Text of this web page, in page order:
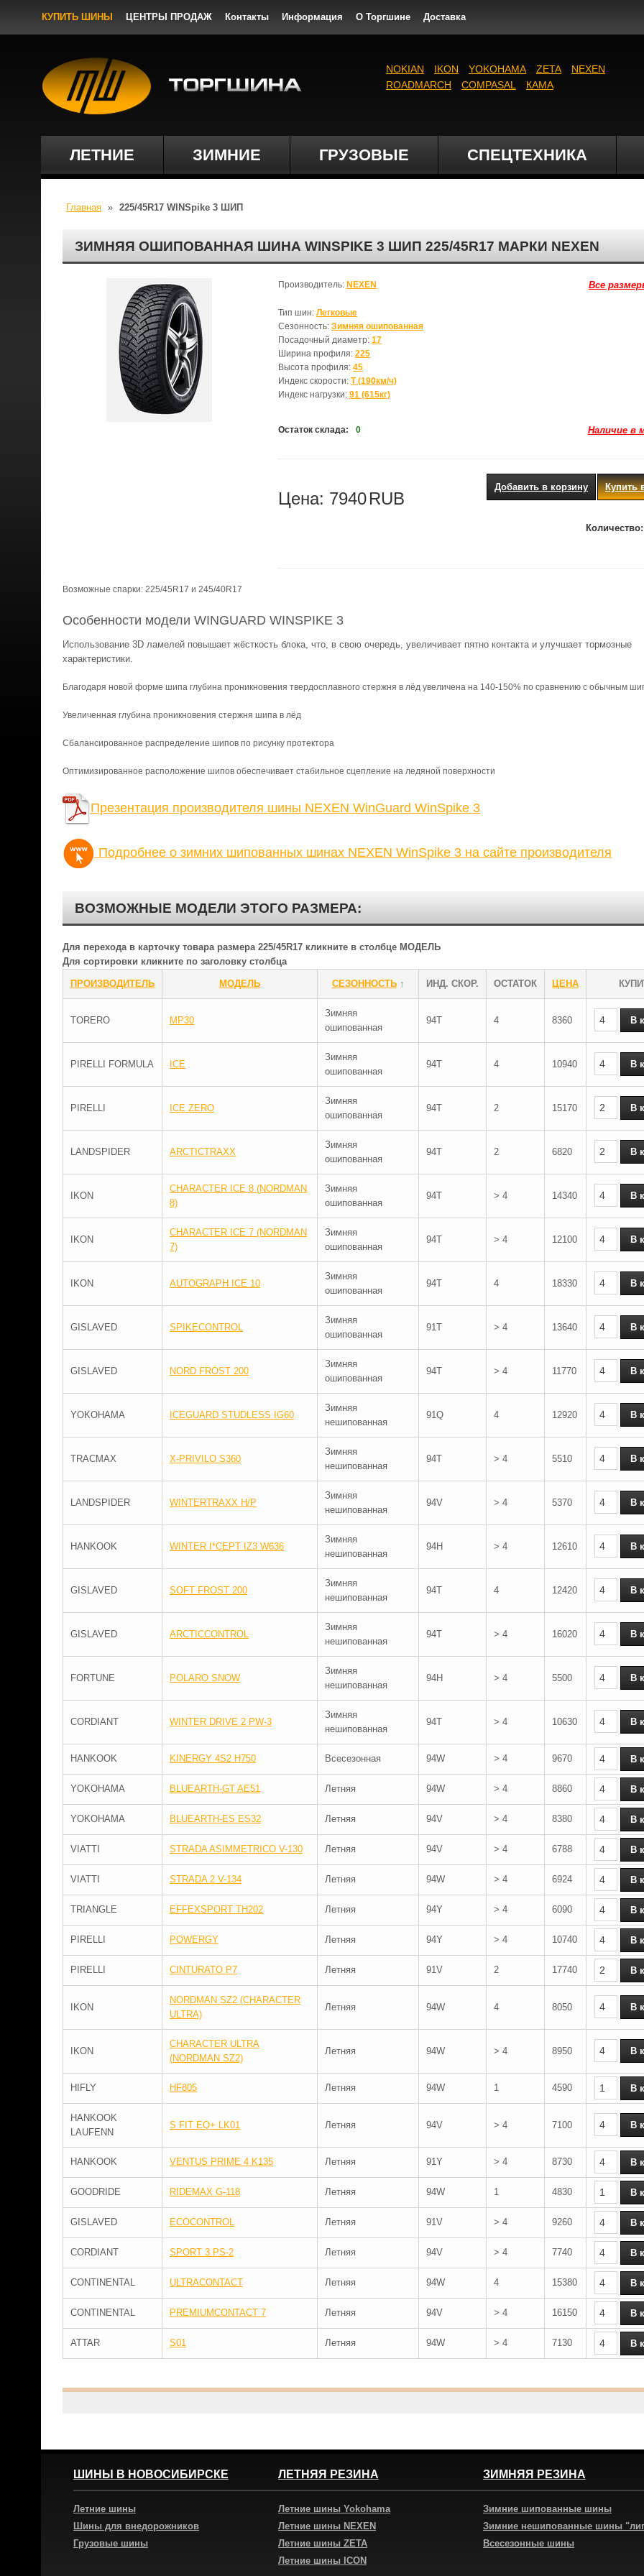
КУПИТЬ ШИНЫ ЦЕНТРЫ ПРОДАЖ Контакты Информация О Торгшине Доставка
ЛЕТНИЕ ЗИМНИЕ ГРУЗОВЫЕ СПЕЦТЕХНИКА
NOKIAN IKON YOKOHAMA ZETA
NEXEN
ROADMARCH
COMPASAL КАМА
Главная » 225/45R17 WINSpike 3 ШИП
ЗИМНЯЯ ОШИПОВАННАЯ ШИНА WINSPIKE 3 ШИП 225/45R17 МАРКИ NEXEN
Все
Производитель: NEXEN
Тип шин: Легковые
Сезонность: Зимняя ошипованная
Посадочный диаметр: 17
Ширина профиля: 225
Высота профиля: 45
Индекс скорости: T (190км/ч)
Индекс нагрузки: 91 (615кг)
Остаток склада: 0 Наличие в
Цена: 7940RUB
Купить
Добавить в корзину
Количество:
Возможные спарки: 225/45R17 и 245/40R17
Особенности модели WINGUARD WINSPIKE 3
Использование 3D ламелей повышает жёсткость блока, что, в свою очередь, увеличивает пятно контакта и улучшает тормозные
характеристики.
Благодаря новой форме шипа глубина проникновения твердосплавного стержня в лёд увеличена на 140-150% по сравнению с обычным
Увеличенная глубина проникновения стержня шипа в лёд
Сбалансированное распределение шипов по рисунку протектора
Оптимизированное расположение шипов обеспечивает стабильное сцепление на ледяной поверхности
Презентация производителя шины NEXEN WinGuard WinSpike 3
Подробнее о зимних шипованных шинах NEXEN WinSpike 3 на сайте производителя
ВОЗМОЖНЫЕ МОДЕЛИ ЭТОГО РАЗМЕРА:
Для перехода в карточку товара размера 225/45R17 кликните в столбце МОДЕЛЬ
Для сортировки кликните по заголовку столбца
ПРОИЗВОДИТЕЛЬ МОДЕЛЬ СЕЗОННОСТЬ↑ ИНД. СКОР. ОСТАТОК ЦЕНА
TORERO MP30
Зимняя
ошипованная
94T 4 8360
PIRELLI FORMULA ICE
Зимняя
ошипованная
94T 4 10940
PIRELLI ICE ZERO
Зимняя
ошипованная
94T 2 15170
LANDSPIDER ARCTICTRAXX
Зимняя
ошипованная
94T 2 6820
IKON
CHARACTER ICE 8 (NORDMAN
8)
Зимняя
ошипованная
94T > 4 14340
IKON
CHARACTER ICE 7 (NORDMAN
7)
Зимняя
ошипованная
94T > 4 12100
IKON AUTOGRAPH ICE 10
Зимняя
ошипованная
94T 4 18330
GISLAVED SPIKECONTROL
Зимняя
ошипованная
91T > 4 13640
GISLAVED NORD FROST 200
Зимняя
ошипованная
94T > 4 11770
YOKOHAMA ICEGUARD STUDLESS IG60
Зимняя
нешипованная
91Q 4 12920
TRACMAX X-PRIVILO S360
Зимняя
нешипованная
94T > 4 5510
LANDSPIDER WINTERTRAXX H/P
Зимняя
нешипованная
94V > 4 5370
HANKOOK WINTER I*CEPT IZ3 W636
Зимняя
нешипованная
94H > 4 12610
GISLAVED SOFT FROST 200
Зимняя
нешипованная
94T 4 12420
GISLAVED ARCTICCONTROL
Зимняя
нешипованная
94T > 4 16020
FORTUNE POLARO SNOW
Зимняя
нешипованная
94H > 4 5500
CORDIANT WINTER DRIVE 2 PW-3
Зимняя
нешипованная
94T > 4 10630
HANKOOK KINERGY 4S2 H750 Всесезонная 94W > 4 9670
YOKOHAMA BLUEARTH-GT AE51 Летняя 94W > 4 8860
YOKOHAMA BLUEARTH-ES ES32 Летняя 94V > 4 8380
VIATTI STRADA ASIMMETRICO V-130 Летняя 94V > 4 6788
VIATTI STRADA 2 V-134 Летняя 94W > 4 6924
TRIANGLE EFFEXSPORT TH202 Летняя 94Y > 4 6090
PIRELLI POWERGY Летняя 94Y > 4 10740
PIRELLI CINTURATO P7 Летняя 91V 2 17740
IKON
NORDMAN SZ2 (CHARACTER
ULTRA)
Летняя 94W 4 8050
IKON
CHARACTER ULTRA
(NORDMAN SZ2)
Летняя 94W > 4 8950
HIFLY HF805 Летняя 94W 1 4590
HANKOOK
LAUFENN
S FIT EQ+ LK01 Летняя 94V > 4 7100
HANKOOK VENTUS PRIME 4 K135 Летняя 91Y > 4 8730
GOODRIDE RIDEMAX G-118 Летняя 94W 1 4830
GISLAVED ECOCONTROL Летняя 91V > 4 9260
CORDIANT SPORT 3 PS-2 Летняя 94V > 4 7740
CONTINENTAL ULTRACONTACT Летняя 94W 4 15380
CONTINENTAL PREMIUMCONTACT 7 Летняя 94V > 4 16150
ATTAR S01 Летняя 94W > 4 7130
ШИНЫ В НОВОСИБИРСКЕ
Летние шины
Шины для внедорожников
Грузовые шины
ЛЕТНЯЯ РЕЗИНА
Летние шины Yokohama
Летние шины NEXEN
Летние шины ZETA
Летние шины ICON
ЗИМНЯЯ РЕЗИНА
Зимние шипованные шины
Зимние нешипованные шины
Всесезонные шины